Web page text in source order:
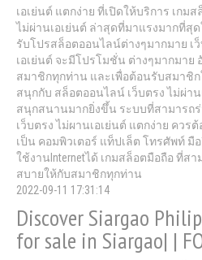
เอเย่นต์ แตกง่าย ที่เปิดให้บริการ เกม
ไม่ผ่านเอเย่นต์ ล่าสุดที่มาแรงมากที่
รับโปรสล็อตออนไลน์ต่างๆมากมาย เ
เอเย่นต์ จะมีโปรโมชั่น ต่างๆมากมาย
สมาชิกทุกท่าน และเพื่อต้อนรับสมาชิ
สนุกกับ สล็อตออนไลน์ เว็บตรง ไม่ผ่า
สนุกสนานมากยิ่งขึ้น ระบบที่สามารถ
เว็บตรง ไม่ผานเอเย่นต์ แตกง่าย ควร
เป็น คอมพิวเตอร์ แท็ปเล็ต โทรศัพท์
ใช้งานInternetได้ เกมสล็อตมือถือ ที่ส
สบายให้กับสมาชิกทุกท่าน
2022-09-11 17:31:14
Discover Siargao
for sale in Siargao| |